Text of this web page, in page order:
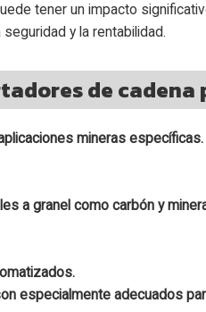
tener un impacto
seguridad y la rentabilidad.
de cadena
mineras
a granel como carbón y
especialmente adecuados